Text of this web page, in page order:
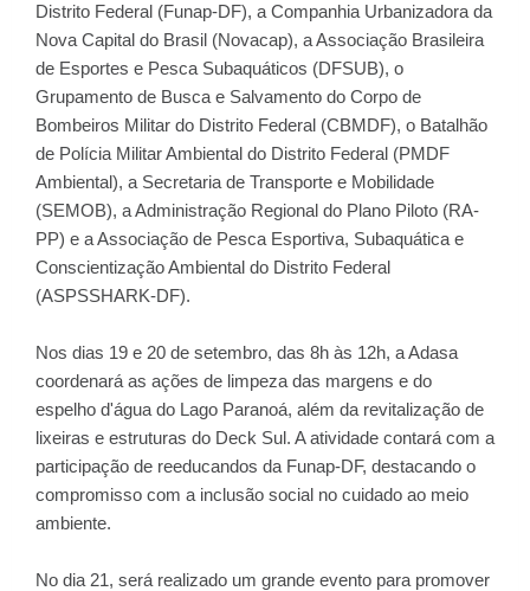
Distrito Federal (Funap-DF), a Companhia Urbanizadora da
Nova Capital do Brasil (Novacap), a Associação Brasileira
de Esportes e Pesca Subaquáticos (DFSUB), o
Grupamento de Busca e Salvamento do Corpo de
Bombeiros Militar do Distrito Federal (CBMDF), o Batalhão
de Polícia Militar Ambiental do Distrito Federal (PMDF
Ambiental), a Secretaria de Transporte e Mobilidade
(SEMOB), a Administração Regional do Plano Piloto (RA-
PP) e a Associação de Pesca Esportiva, Subaquática e
Conscientização Ambiental do Distrito Federal
(ASPSSHARK-DF).
Nos dias 19 e 20 de setembro, das 8h às 12h, a Adasa
coordenará as ações de limpeza das margens e do
espelho d'água do Lago Paranoá, além da revitalização de
lixeiras e estruturas do Deck Sul. A atividade contará com a
participação de reeducandos da Funap-DF, destacando o
compromisso com a inclusão social no cuidado ao meio
ambiente.
No dia 21, será realizado um grande evento para promover